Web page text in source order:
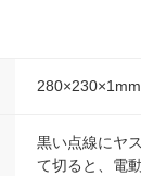
280×230×1mm
黒い点線にヤ
て切ると、電